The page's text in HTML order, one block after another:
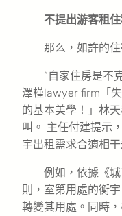
不提出游客租
那么，如許的
“自家住房是不
澤槿lawyer firm「
的基本美學！」林
叫。 主任付建提示
宇出租需求合適相干
例如，依據《
則，室第用處的衡
轉變其用處。同時